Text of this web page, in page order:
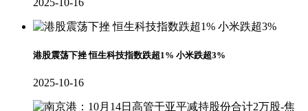
港股震荡下挫 恒生科技指数跌超1% 小米跌超3%
2025-10-16